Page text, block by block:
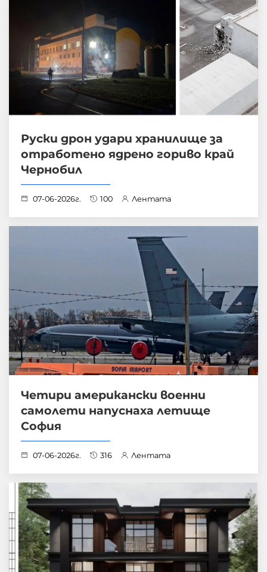
Руски дрон удари хранилище за
отработено ядрено гориво край
Чернобил
07-06-2026г. 100 Лентата
Четири американски военни
самолети напуснаха летище
София
07-06-2026г. 316 Лентата